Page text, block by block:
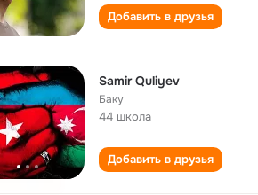
Добавить в друзья
Samir Quliyev
Баку
44 школа
Добавить в друзья